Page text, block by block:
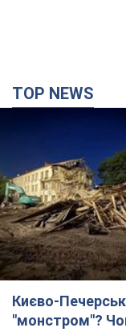
"монстром"?
зупиняти
Яка реакція Кличка
2 часа назад 12,5 т.
Армія Росії
горіла
Фото та відео
Для терору ворог
10 минут назад